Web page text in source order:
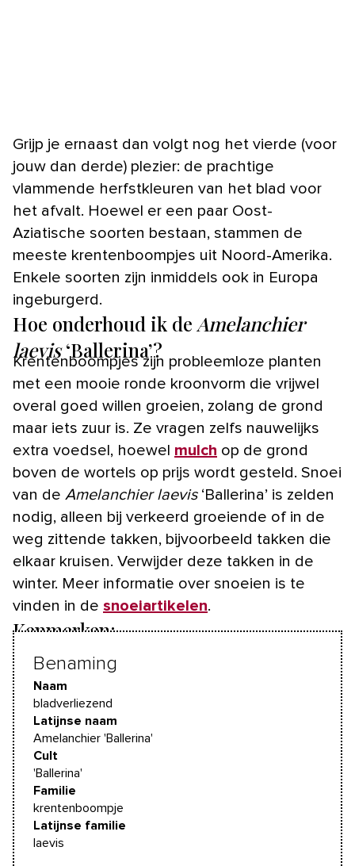
Grijp je ernaast dan volgt nog het vierde (voor
jouw dan derde) plezier: de prachtige
vlammende herfstkleuren van het blad voor
het afvalt. Hoewel er een paar Oost-
Aziatische soorten bestaan, stammen de
meeste krentenboompjes uit Noord-Amerika.
Enkele soorten zijn inmiddels ook in Europa
ingeburgerd.
Hoe onderhoud ik de Amelanchier
laevis‘Ballerina’?
Krentenboompjes zijn probleemloze planten
met een mooie ronde kroonvorm die vrijwel
overal goed willen groeien, zolang de grond
maar iets zuur is. Ze vragen zelfs nauwelijks
extra voedsel, hoewel mulch op de grond
boven de wortels op prijs wordt gesteld. Snoei
van de Amelanchier laevis ‘Ballerina’ is zelden
nodig, alleen bij verkeerd groeiende of in de
weg zittende takken, bijvoorbeeld takken die
elkaar kruisen. Verwijder deze takken in de
winter. Meer informatie over snoeien is te
vinden in de snoeiartikelen.
Kenmerken:
Benaming
Naam
bladverliezend
Latijnse naam
Amelanchier 'Ballerina'
Cult
'Ballerina'
Familie
krentenboompje
Latijnse familie
laevis